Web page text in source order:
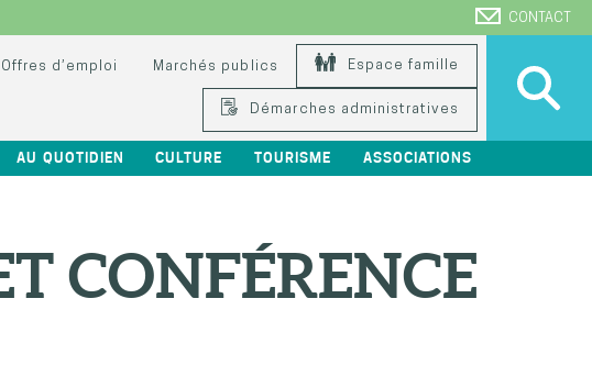
CONTACT
Offres d’emploi Marchés publics Espace famille
Démarches administratives
AU QUOTIDIEN CULTURE TOURISME ASSOCIATIONS
CONFÉRENCE